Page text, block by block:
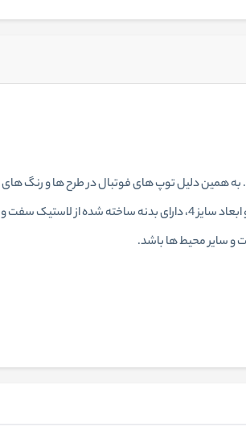
به همین دلیل توپ های فوتبال در طرح ها و رنگ های
مختلفی ساخته می شوند. توپ فوتبال بتا با طرح ارتشی و تنوع رنگ خود جذابیت ویژه‌ای برای بازیکنان دارد. توپ بتا طرح ارتشی با وزن 390 گرم و ابعاد سایز 4، دارای بدنه ساخته شده از لاستیک سفت و
و سایر محیط ها باشد.